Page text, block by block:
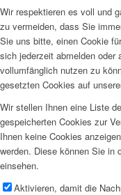
Wir respektieren es voll und
zu vermeiden, dass Sie
Sie uns bitte, einen Cookie
sich jederzeit abmelden oder
vollumfänglich nutzen zu
gesetzten Cookies auf
Wir stellen Ihnen eine Liste
gespeicherten Cookies zur
Ihnen keine Cookies
werden. Diese können Sie in
einsehen.
Aktivieren, damit die